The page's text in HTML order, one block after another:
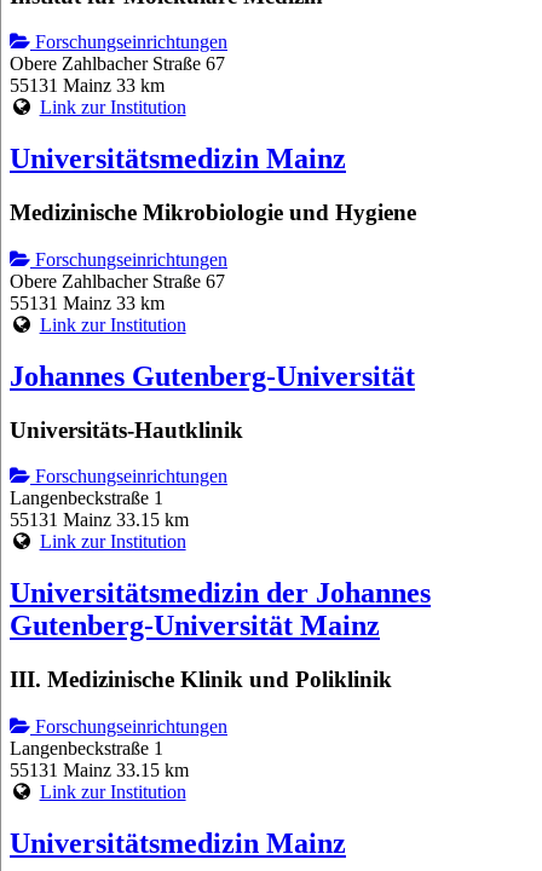
Forschungseinrichtungen
Obere Zahlbacher Straße 67
55131 Mainz 33 km
Link zur Institution
Universitätsmedizin Mainz
Medizinische Mikrobiologie und Hygiene
Forschungseinrichtungen
Obere Zahlbacher Straße 67
55131 Mainz 33 km
Link zur Institution
Johannes Gutenberg-Universität
Universitäts-Hautklinik
Forschungseinrichtungen
Langenbeckstraße 1
55131 Mainz 33.15 km
Link zur Institution
Universitätsmedizin der Johannes
Gutenberg-Universität Mainz
III. Medizinische Klinik und Poliklinik
Forschungseinrichtungen
Langenbeckstraße 1
55131 Mainz 33.15 km
Link zur Institution
Universitätsmedizin Mainz